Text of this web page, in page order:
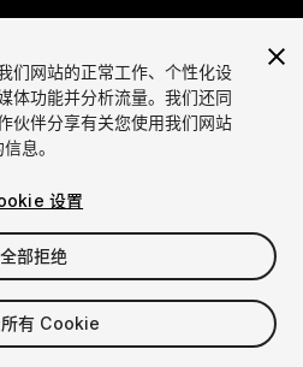
通过Unity出售资源
出售资源
资源上传指南
发布商登录
常见问题
们网站的正常工作、个性化设
体功能并分析流量。我们还同
伙伴分享有关您使用我们网站
息。
设置
全部拒绝
有 Cookie